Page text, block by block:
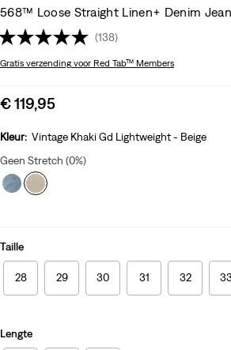
568™ Loose Straight Linen+ Denim
(138)
Gratis verzending voor Red Tab™ Members
Sale
is
€ 119,95
Kleur: Vintage Khaki Gd Lightweight - Beige
Geen Stretch (0%)
Taille
28 29 30 31 32
Lengte